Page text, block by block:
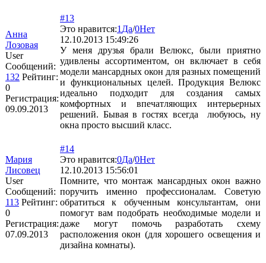
Анна
Лозовая
User
Сообщений:
132 Рейтинг:
0
Регистрация:
09.09.2013
#13
Это нравится:1 Да/0Нет
12.10.2013 15:49:26
У меня друзья брали Велюкс, были приятно
удивлены ассортиментом, он включает в себя
модели мансардных окон для разных помещений
и функциональных целей. Продукция Велюкс
идеально подходит для создания самых
комфортных и впечатляющих интерьерных
решений. Бывая в гостях всегда любуюсь, ну
окна просто высший класс.
Мария
Лисовец
User
Сообщений:
113 Рейтинг:
0
Регистрация:
07.09.2013
#14
Это нравится:0Да/0Нет
12.10.2013 15:56:01
Помните, что монтаж мансардных окон важно
поручить именно профессионалам. Советую
обратиться к обученным консультантам, они
помогут вам подобрать необходимые модели и
даже могут помочь разработать схему
расположения окон (для хорошего освещения и
дизайна комнаты).